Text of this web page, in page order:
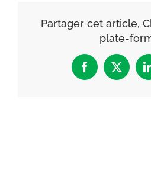
Partager cet article,
plate-
Facebook
X